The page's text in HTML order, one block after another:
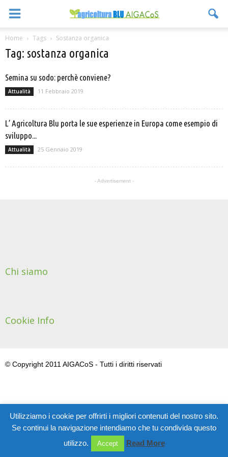
Home Tags Sostanza organica
Tag: sostanza organica
Semina su sodo: perchè conviene?
Attualità 11 Febbraio 2019
L’ Agricoltura Blu porta le sue esperienze in Europa come esempio di
sviluppo...
Attualità 25 Gennaio 2019
- Advertisement -
Chi siamo
Cookie Info
Utilizziamo i cookie per offrirti i migliori contenuti del nostro sito.
Se continui la navigazione intendiamo che tu condivida questo
utilizzo.
Accept Read More
© Copyright 2011 AIGACoS - Tutti i diritti riservati